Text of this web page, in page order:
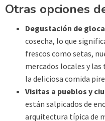
Otras opciones
Degustación de
cosecha, lo que
frescos como setas,
mercados locales y
la deliciosa comida
Visitas a pueblos y
están salpicados de
arquitectura típica de